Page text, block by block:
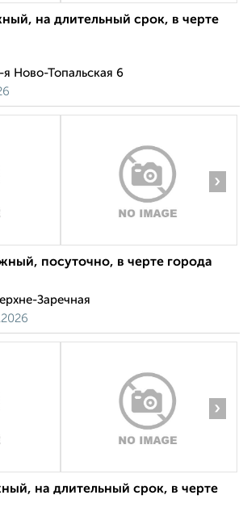
на длительный срок, в черте
Ново-Топальская 6
›
посуточно, в черте города
Заречная
›
на длительный срок, в черте